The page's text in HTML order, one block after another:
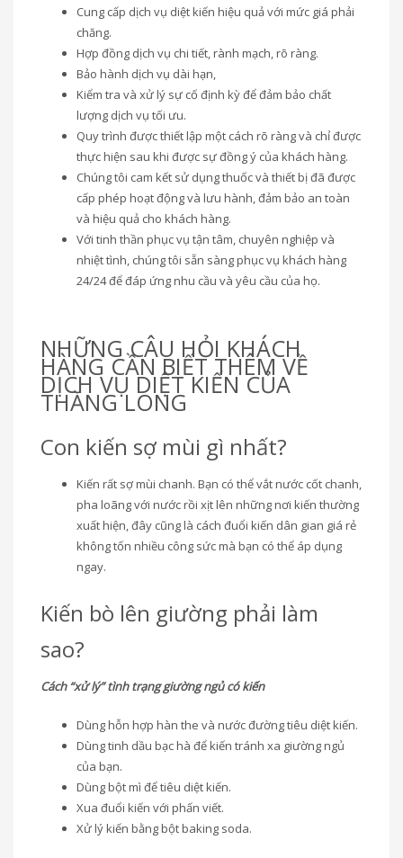
Cung cấp dịch vụ diệt kiến hiệu quả với mức giá phải
chăng.
Hợp đồng dịch vụ chi tiết, rành mạch, rõ ràng.
Bảo hành dịch vụ dài hạn,
Kiểm tra và xử lý sự cố định kỳ để đảm bảo chất
lượng dịch vụ tối ưu.
Quy trình được thiết lập một cách rõ ràng và chỉ được
thực hiện sau khi được sự đồng ý của khách hàng.
Chúng tôi cam kết sử dụng thuốc và thiết bị đã được
cấp phép hoạt động và lưu hành, đảm bảo an toàn
và hiệu quả cho khách hàng.
Với tinh thần phục vụ tận tâm, chuyên nghiệp và
nhiệt tình, chúng tôi sẵn sàng phục vụ khách hàng
24/24 để đáp ứng nhu cầu và yêu cầu của họ.
NHỮNG CÂU HỎI KHÁCH
HÀNG CẦN BIẾT THÊM VỀ
DỊCH VỤ DIỆT KIẾN CỦA
THĂNG LONG
Con kiến sợ mùi gì nhất?
Kiến rất sợ mùi chanh. Bạn có thể vắt nước cốt chanh,
pha loãng với nước rồi xịt lên những nơi kiến thường
xuất hiện, đây cũng là cách đuổi kiến dân gian giá rẻ
không tốn nhiều công sức mà bạn có thể áp dụng
ngay.
Kiến bò lên giường phải làm
sao?
Cách “xử lý” tình trạng giường ngủ có kiến
Dùng hỗn hợp hàn the và nước đường tiêu diệt kiến.
Dùng tinh dầu bạc hà để kiến tránh xa giường ngủ
của bạn.
Dùng bột mì để tiêu diệt kiến.
Xua đuổi kiến với phấn viết.
Xử lý kiến bằng bột baking soda.